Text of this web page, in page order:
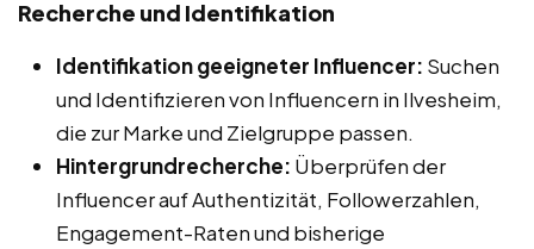
Recherche und Identifikation
Identifikation geeigneter Influencer: Suchen
und Identifizieren von Influencern in Ilvesheim,
die zur Marke und Zielgruppe passen.
Hintergrundrecherche: Überprüfen der
Influencer auf Authentizität, Followerzahlen,
Engagement-Raten und bisherige